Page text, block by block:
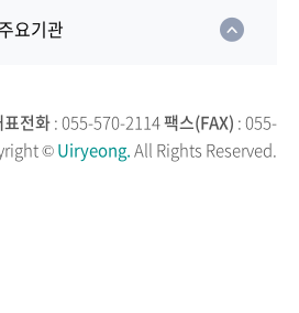
요기관
표전화: 055-570-2114팩스(FAX) : 055-
©Uiryeong.All Rights Reserved.